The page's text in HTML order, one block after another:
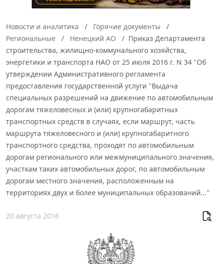
Новости и аналитика
Горячие документы
Региональные
Ненецкий АО
Приказ Департамента
строительства, жилищно-коммунального хозяйства,
энергетики и транспорта НАО от 25 июля 2016 г. N 34 "Об
утверждении Административного регламента
предоставления государственной услуги "Выдача
специальных разрешений на движение по автомобильным
дорогам тяжеловесных и (или) крупногабаритных
транспортных средств в случаях, если маршрут, часть
маршрута тяжеловесного и (или) крупногабаритного
транспортного средства, проходят по автомобильным
дорогам регионального или межмуниципального значения,
участкам таких автомобильных дорог, по автомобильным
дорогам местного значения, расположенным на
территориях двух и более муниципальных образований..."
20 августа 2016